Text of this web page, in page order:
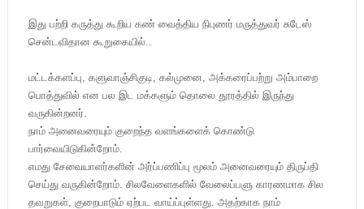
இது பற்றி கருத்து கூறிய கண் வைத்திய நிபுணர் மருத்துவர் சுடேஸ்
சென்டவிதான கூறுகையில்..
மட்டக்களப்பு, களுவாஞ்சிகுடி, கல்முனை, அக்கரைப்பற்று அம்பாறை
பொத்துவில் என பல இட மக்களும் தொலை தூரத்தில் இருந்து
வருகின்றனர்.
நாம் அனைவரையும் குறைந்த வளங்களைக் கொண்டு
பார்வையிடுகின்றோம்.
எமது சேவையாளர்களின் அர்ப்பணிப்பு மூலம் அனைவரையும் திருப்தி
செய்து வருகின்றோம். சிலவேளைகளில் வேலைப்பளு காரணமாக சில
தவறுகள், குறைபாடும் ஏற்பட வாய்ப்புள்ளது. அதற்காக நாம்